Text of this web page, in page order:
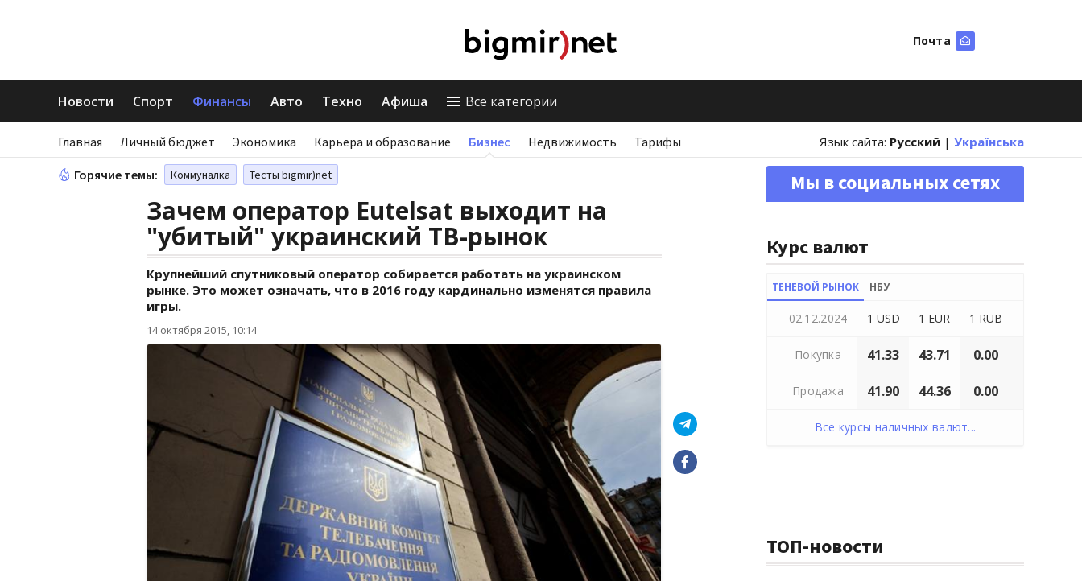
Почта
Новости Спорт Финансы Авто Техно Афиша Все категории
Главная Личный бюджет Экономика Карьера и образование Бизнес Недвижимость Тарифы Язык сайта: Русский | Українська
Горячие темы: Коммуналка Тесты bigmir)net
Зачем оператор Eutelsat выходит на
"убитый" украинский ТВ-рынок
Крупнейший спутниковый оператор собирается работать на украинском
рынке. Это может означать, что в 2016 году кардинально изменятся правила
игры.
14 октября 2015, 10:14
Мы в социальных сетях
Курс валют
ТЕНЕВОЙ РЫНОК НБУ
02.12.2024 1 USD 1 EUR 1 RUB
Покупка 41.33 43.71 0.00
Продажа 41.90 44.36 0.00
Все курсы наличных валют...
ТОП-новости